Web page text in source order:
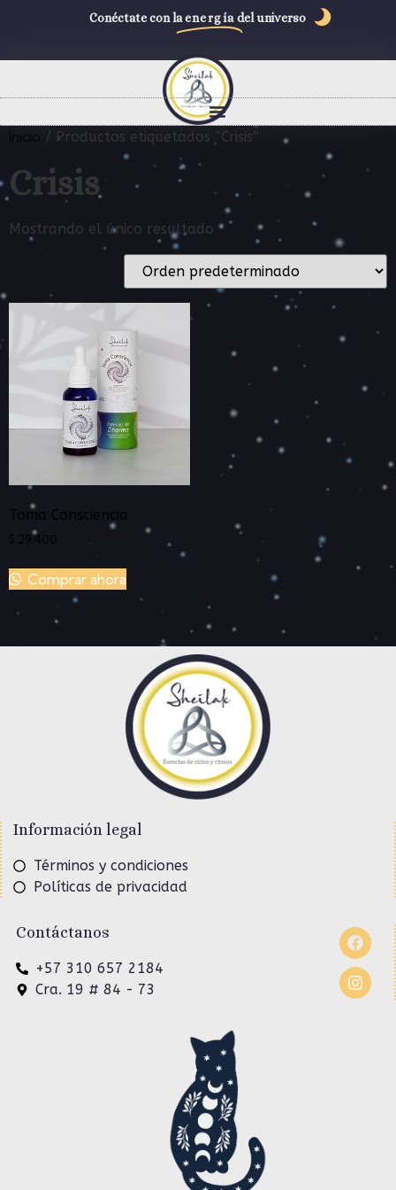
Conéctate con la energía del universo
Inicio / Productos etiquetados “Crisis”
Crisis
Mostrando el único resultado
Toma Consciencia
$ 29.400
Comprar ahora
Información legal
Términos y condiciones
Políticas de privacidad
Contáctanos
+57 310 657 2184
Cra. 19 # 84 - 73